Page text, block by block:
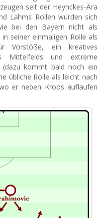
seit der Heynckes-Ära
Lahms Rollen würden sich
bei den Bayern nicht als
seiner einmaligen Rolle als
Vorstöße, ein kreatives
Mittelfelds und extreme
kommt bald noch ein
übliche Rolle als leicht nach
er neben Kroos auflaufen